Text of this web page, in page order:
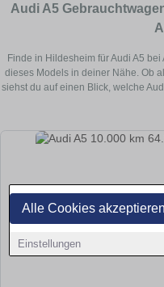
Alle Cookies akzeptieren
Einstellungen
Audi A5
Finde in Hildesheim für Audi A5
dieses Models in deiner Nähe. Ob
siehst du auf einen Blick, welche